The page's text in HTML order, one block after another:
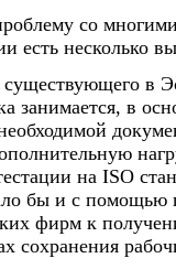
со
есть несколько
в
занимается, в
на ISO
бы и с помощью
фирм к
сохранения